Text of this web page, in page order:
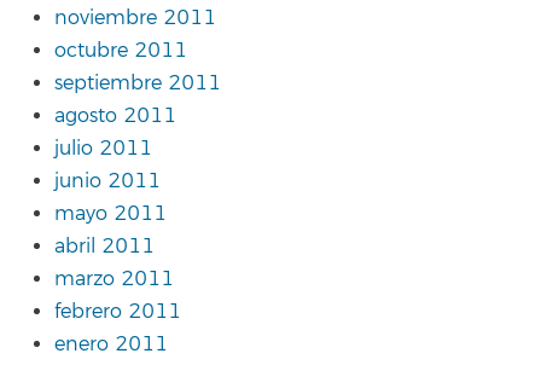
noviembre 2011
octubre 2011
septiembre 2011
agosto 2011
julio 2011
junio 2011
mayo 2011
abril 2011
marzo 2011
febrero 2011
enero 2011